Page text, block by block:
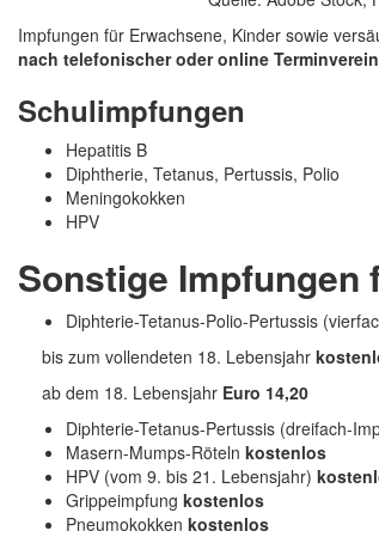
Impfungen für Erwachsene, Kinder sowie
nach telefonischer oderonline
Schulimpfungen
Hepatitis B
Diphtherie, Tetanus, Pertussis, Polio
Meningokokken
HPV
Sonstige Impfungen
Diphterie-Tetanus-Polio-Pertussis
bis zum vollendeten 18. Lebensjahr
ab dem 18. Lebensjahr Euro 14,20
Diphterie-Tetanus-Pertussis (dreifach-
Masern-Mumps-Röteln kostenlos
HPV (vom 9. bis 21. Lebensjahr)
Grippeimpfung kostenlos
Pneumokokken kostenlos